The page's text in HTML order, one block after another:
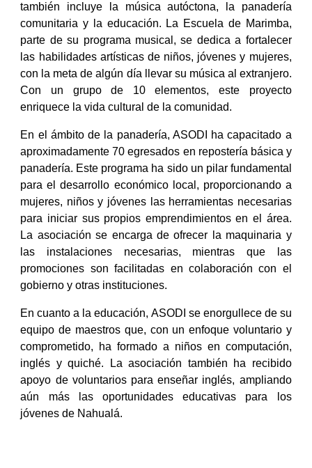
también incluye la música autóctona, la panadería
comunitaria y la educación. La Escuela de Marimba,
parte de su programa musical, se dedica a fortalecer
las habilidades artísticas de niños, jóvenes y mujeres,
con la meta de algún día llevar su música al extranjero.
Con un grupo de 10 elementos, este proyecto
enriquece la vida cultural de la comunidad.
En el ámbito de la panadería, ASODI ha capacitado a
aproximadamente 70 egresados en repostería básica y
panadería. Este programa ha sido un pilar fundamental
para el desarrollo económico local, proporcionando a
mujeres, niños y jóvenes las herramientas necesarias
para iniciar sus propios emprendimientos en el área.
La asociación se encarga de ofrecer la maquinaria y
las instalaciones necesarias, mientras que las
promociones son facilitadas en colaboración con el
gobierno y otras instituciones.
En cuanto a la educación, ASODI se enorgullece de su
equipo de maestros que, con un enfoque voluntario y
comprometido, ha formado a niños en computación,
inglés y quiché. La asociación también ha recibido
apoyo de voluntarios para enseñar inglés, ampliando
aún más las oportunidades educativas para los
jóvenes de Nahualá.